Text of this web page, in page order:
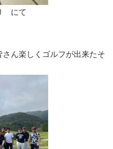
にて
ん楽しくゴルフが出来たそ